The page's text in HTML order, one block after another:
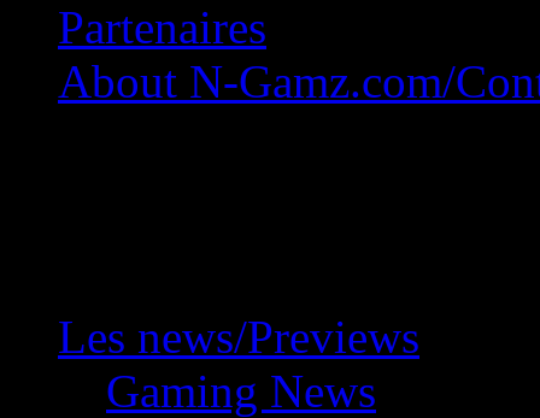
Partenaires
About N-Gamz.com/
Les news/Previews
Gaming News